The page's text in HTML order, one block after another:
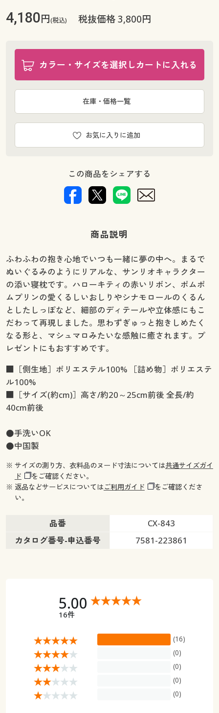
よくある質問とお問い合わせ
4,180円(税込) 税抜価格 3,800円
カラー・サイズを選択しカートに入れる
お気に入りに追加
在庫・価格一覧
この商品をシェアする
商品説明
ふわふわの抱き心地でいつも一緒に夢の中へ。まるで
ぬいぐるみのようにリアルな、サンリオキャラクター
の添い寝枕です。ハローキティの赤いリボン、ポムポ
ムプリンの愛くるしいおしりやシナモロールのくるん
としたしっぽなど、細部のディテールや立体感にもこ
だわって再現しました。思わずぎゅっと抱きしめたく
なる形と、マシュマロみたいな感触に癒されます。プ
レゼントにもおすすめです。
■［側生地］ポリエステル100% ［詰め物］ポリエステ
ル100%
■［サイズ(約cm)］高さ/約20～25cm前後 全長/約
40cm前後
●手洗いOK
●中国製
※ サイズの測り方、衣料品のヌード寸法については共通サイズガイ
ド
をご確認ください。
※ 返品などサービスについてはご利用ガイド
をご確認くださ
い。
品番
CX-843
カタログ番号-申込番号
7581-223861
5.00
16件
(16)
(0)
(0)
(0)
(0)